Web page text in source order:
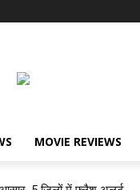
MOVIE REVIEWS